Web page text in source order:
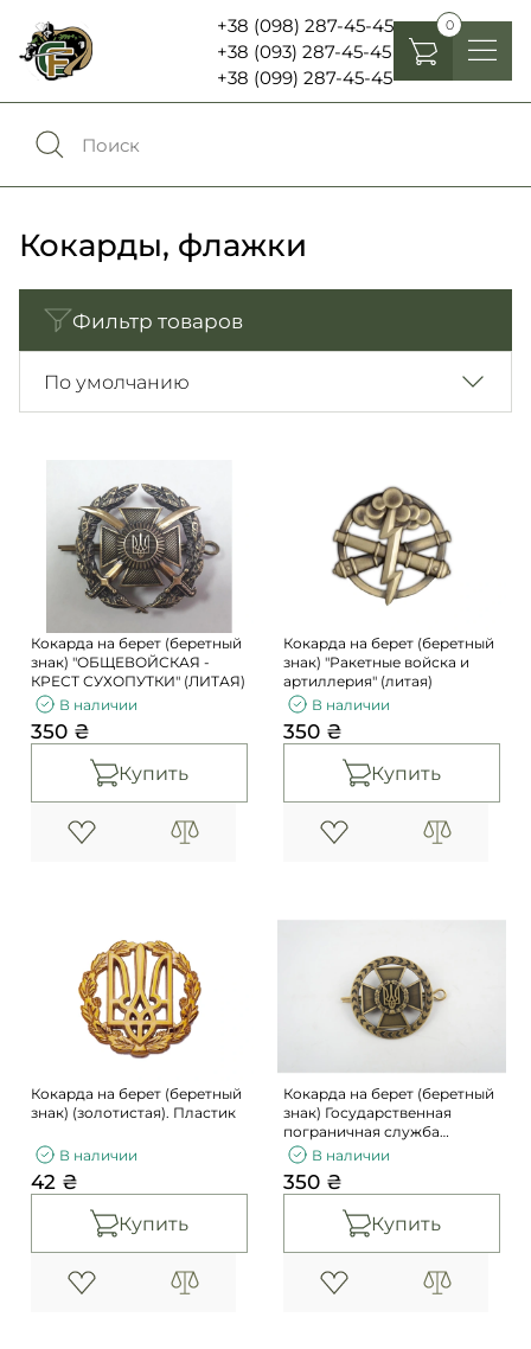
+38 (098) 287-45-45
+38 (093) 287-45-45
+38 (099) 287-45-45
0
Избранное0
Войти
Каталог
Контакты
Про нас
Доставка и оплата
Возврат и обмен
Аксесуары
Фонари, бинокли и елементы питания
Шевроны, патчи , нашивки
Погоны
Фурнитура
Second Hand NATO
Кокарды, флажки
Фильтр товаров
По умолчанию
Кокарда на берет (беретный
знак) "ОБЩЕВОЙСКАЯ -
КРЕСТ СУХОПУТКИ" (ЛИТАЯ)
В наличии
350 ₴
Купить
Кокарда на берет (беретный
знак) "Ракетные войска и
артиллерия" (литая)
В наличии
350 ₴
Купить
Кокарда на берет (беретный
знак) (золотистая). Пластик
В наличии
42 ₴
Купить
Кокарда на берет (беретный
знак) Государственная
пограничная служба
Украины (нового образца)
В наличии
350 ₴
Купить